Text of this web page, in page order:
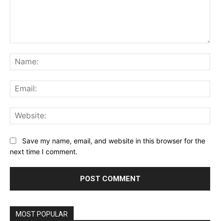
Save my name, email, and website in this browser for the
next time I comment.
MOST POPULAR